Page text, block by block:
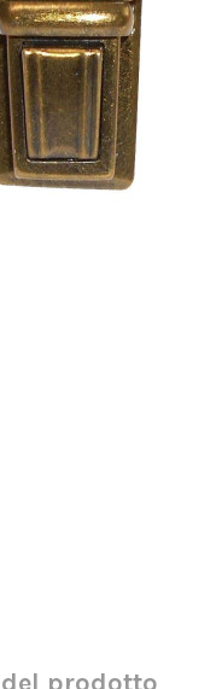
prodotto